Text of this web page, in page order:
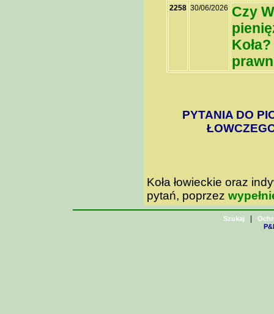
2258 30/06/2026 Czy
PYTANIA DO
Koła łowieckie oraz
pytań, poprzez
Szukaj